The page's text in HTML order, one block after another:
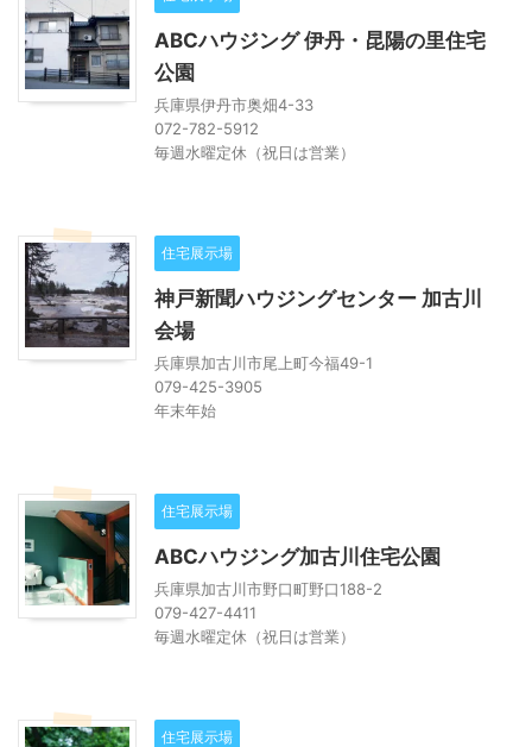
ABCハウジング 伊丹・昆陽の里住宅
公園
兵庫県伊丹市奥畑4-33
072-782-5912
毎週水曜定休（祝日は営業）
住宅展示場
神戸新聞ハウジングセンター 加古川
会場
兵庫県加古川市尾上町今福49-1
079-425-3905
年末年始
住宅展示場
ABCハウジング加古川住宅公園
兵庫県加古川市野口町野口188-2
079-427-4411
毎週水曜定休（祝日は営業）
住宅展示場